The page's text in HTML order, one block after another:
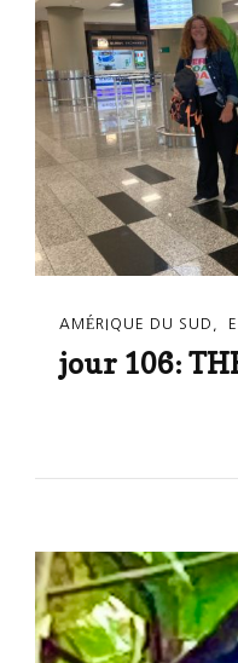
AMÉRIQUE DU SUD
jour 106: